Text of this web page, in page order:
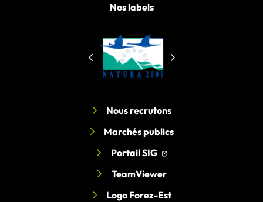
Nos labels
Nous recrutons
Marchés publics
Portail SIG (ouverture dans un
(ouverture dans un
TeamViewer
Logo Forez-Est